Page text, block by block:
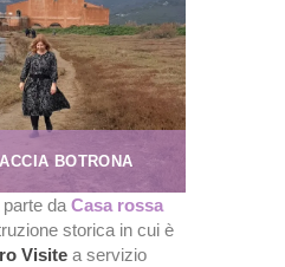
BOTRONA
da Casa rossa
storica in cui è
Visite a servizio